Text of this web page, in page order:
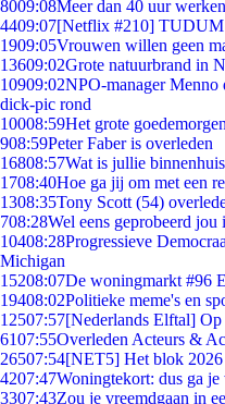
8009:08Meer dan 40 uur
4409:07[Netflix #210] TUDUM
1909:05Vrouwen willen geen
13609:02Grote natuurbrand in
10909:02NPO-manager Menno
dick-pic rond
10008:59Het grote
908:59Peter Faber is overleden
16808:57Wat is jullie
1708:40Hoe ga jij om met een
1308:35Tony Scott (54)
708:28Wel eens geprobeerd jou
10408:28Progressieve
Michigan
15208:07De woningmarkt #96
19408:02Politieke meme's en
12507:57[Nederlands Elftal]
6107:55Overleden Acteurs &
26507:54[NET5] Het blok
4207:47Woningtekort: dus ga
3307:43Zou je vreemdgaan in